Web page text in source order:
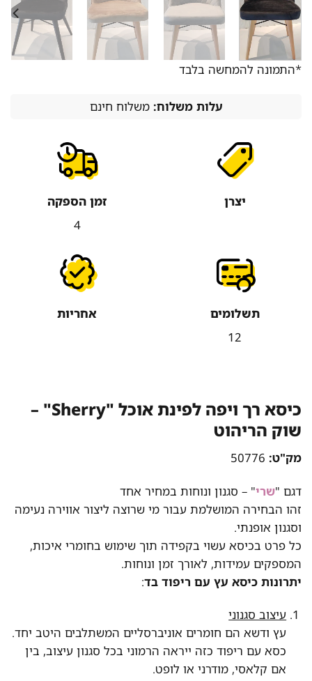
*התמונה להמחשה בלבד
עלות משלוח:משלוח חינם
יצרן
זמן הספקה
4
תשלומים
12
אחריות
כיסא רך ויפה לפינת אוכל "Sherry" –
שוק הריהוט
מק"ט:50776
דגם " שרי" – סגנון ונוחות במחיר אחד
זהו הבחירה המושלמת עבור מי שרוצה ליצור אווירה נעימה
וסגנון אופנתי.
כל פרט בכיסא עשוי בקפידה תוך שימוש בחומרי איכות,
המספקים עמידות, לאורך זמן ונוחות.
יתרונות כיסא עץ עם ריפוד בד:
עיצוב סגנוני
עץ ודשא הם חומרים אוניברסליים המשתלבים היטב יחד.
כסא עם ריפוד כזה ייראה הרמוני בכל סגנון עיצוב, בין
אם קלאסי, מודרני או לופט.